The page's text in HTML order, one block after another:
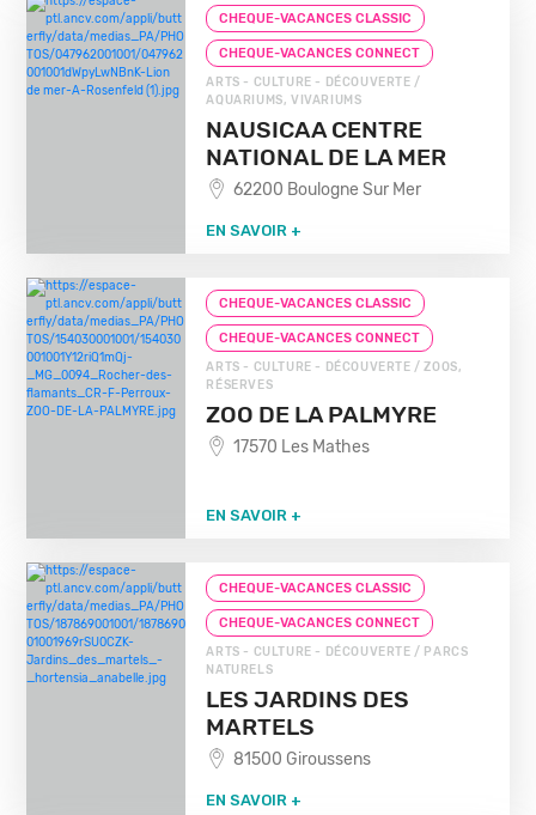
CHEQUE-VACANCES CLASSIC
CHEQUE-VACANCES CONNECT
ARTS - CULTURE - DÉCOUVERTE /
AQUARIUMS, VIVARIUMS
NAUSICAA CENTRE
NATIONAL DE LA MER
62200 Boulogne Sur Mer
EN SAVOIR +
CHEQUE-VACANCES CLASSIC
CHEQUE-VACANCES CONNECT
ARTS - CULTURE - DÉCOUVERTE / ZOOS,
RÉSERVES
ZOO DE LA PALMYRE
17570 Les Mathes
EN SAVOIR +
CHEQUE-VACANCES CLASSIC
CHEQUE-VACANCES CONNECT
ARTS - CULTURE - DÉCOUVERTE / PARCS
NATURELS
LES JARDINS DES
MARTELS
81500 Giroussens
EN SAVOIR +